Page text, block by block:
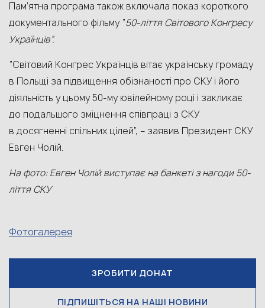
Пам’ятна програма також включала показ короткого
документального фільму “50-ліття Світового Конґресу
Українців”.
“Світовий Конґрес Українців вітає українську громаду
в Польщі за підвищення обізнаності про СКУ і його
діяльність у цьому 50-му ювілейному році і закликає
до подальшого зміцнення співпраці з СКУ
в досягненні спільних цілей”, – заявив Президент СКУ
Евген Чолій.
На фото: Евген Чолій виступає на банкеті з нагоди 50-
ліття СКУ
Фотогалерея
ЗРОБИТИ ДОНАТ
ПІДПИШІТЬСЯ НА НАШІ НОВИНИ